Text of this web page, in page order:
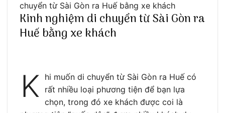
chuyển từ Sài Gòn ra Huế bằng xe khách
Kinh nghiệm di chuyển từ Sài Gòn ra
Huế bằng xe khách
K hi muốn di chuyển từ Sài Gòn ra Huế có
rất nhiều loại phương tiện để bạn lựa
chọn, trong đó xe khách được coi là